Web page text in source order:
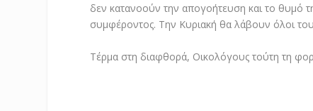
δεν κατανοούν την απογοήτευση και το θυμό
συμφέροντος. Την Κυριακή θα λάβουν όλοι
Τέρμα στη διαφθορά, Οικολόγους τούτη τη